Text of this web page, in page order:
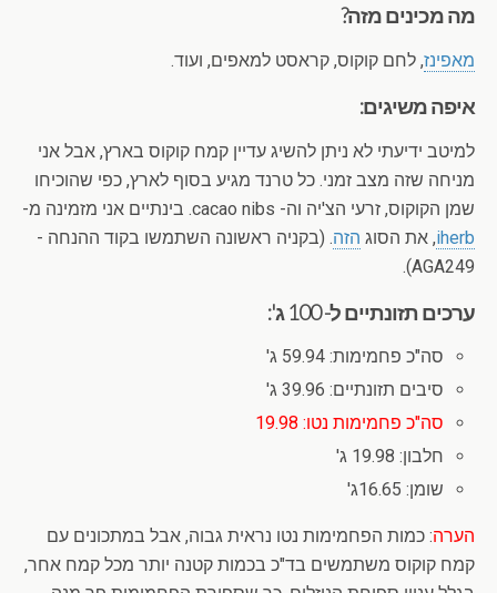
מה מכינים מזה?
מאפינז, לחם קוקוס, קראסט למאפים, ועוד.
איפה משיגים:
למיטב ידיעתי לא ניתן להשיג עדיין קמח קוקוס בארץ, אבל אני
מניחה שזה מצב זמני. כל טרנד מגיע בסוף לארץ, כפי שהוכיחו
שמן הקוקוס, זרעי הצ'יה וה- cacao nibs. בינתיים אני מזמינה מ-
iherb, את הסוג הזה. (בקניה ראשונה השתמשו בקוד ההנחה -
AGA249).
ערכים תזונתיים ל- 100 ג':
סה"כ פחמימות: 59.94 ג'
סיבים תזונתיים: 39.96 ג'
סה"כ פחמימות נטו: 19.98
חלבון: 19.98 ג'
שומן: 16.65ג'
הערה: כמות הפחמימות נטו נראית גבוה, אבל במתכונים עם
קמח קוקוס משתמשים בד"כ בכמות קטנה יותר מכל קמח אחר,